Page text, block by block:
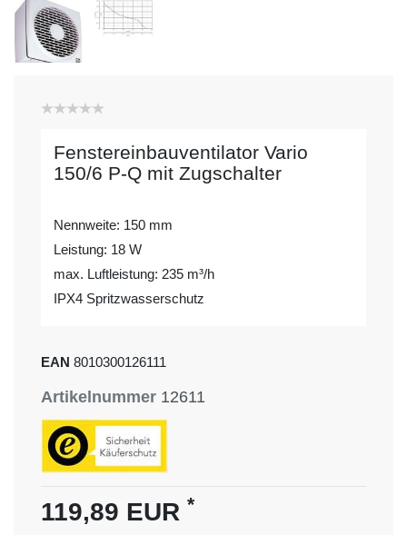
Fenstereinbauventilator Vario
150/6 P-Q mit Zugschalter
Nennweite: 150 mm
Leistung: 18 W
max. Luftleistung: 235 m³/h
IPX4 Spritzwasserschutz
EAN 8010300126111
Artikelnummer 12611
119,89 EUR *